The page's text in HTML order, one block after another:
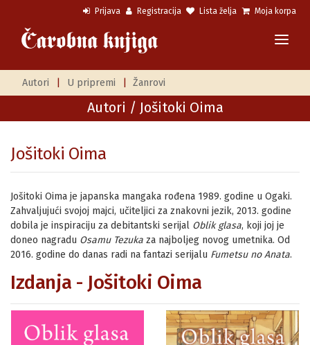
Prijava Registracija Lista želja Moja korpa
Autori U pripremi Žanrovi
Autori / Jošitoki Oima
Jošitoki Oima
Jošitoki Oima je japanska mangaka rođena 1989. godine u Ogaki.
Zahvaljujući svojoj majci, učiteljici za znakovni jezik, 2013. godine
dobila je inspiraciju za debitantski serijal Oblik glasa, koji joj je
doneo nagradu Osamu Tezuka za najboljeg novog umetnika. Od
2016. godine do danas radi na fantazi serijalu Fumetsu no Anata.
Izdanja - Jošitoki Oima